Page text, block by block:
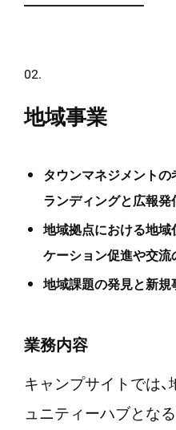
02.
地域事業
タウンマネジメントの
ランディングと広報発
地域拠点における地
ケーション促進や交流
地域課題の発見と新規
業務内容
キャンプサイトでは
ュニティーハブとな